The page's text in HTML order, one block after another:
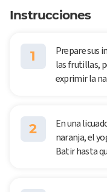
Instrucciones
1
Prepare sus
las frutillas,
exprimir la
2
En una
naranja, el
Batir hasta